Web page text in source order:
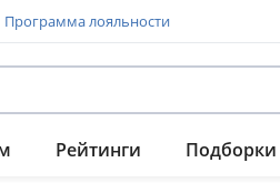
Программа лояльности
Рейтинги Подборки